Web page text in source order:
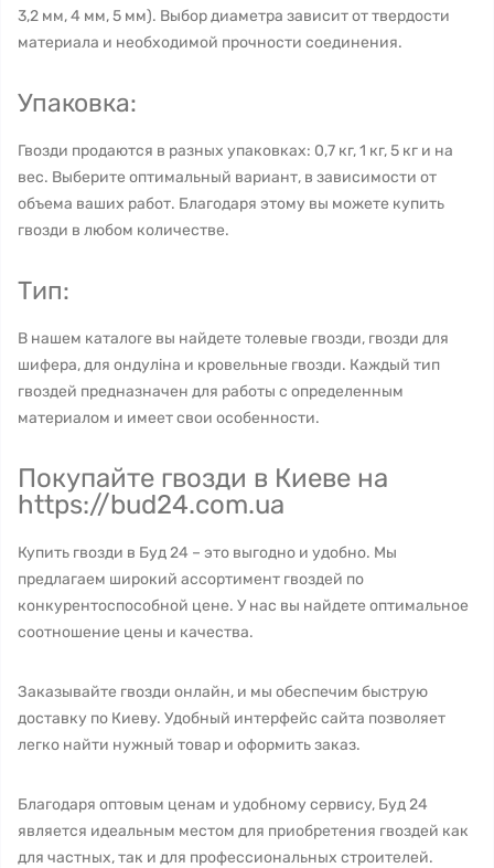
3,2 мм, 4 мм, 5 мм). Выбор диаметра зависит от твердости
материала и необходимой прочности соединения.
Упаковка:
Гвозди продаются в разных упаковках: 0,7 кг, 1 кг, 5 кг и на
вес. Выберите оптимальный вариант, в зависимости от
объема ваших работ. Благодаря этому вы можете купить
гвозди в любом количестве.
Тип:
В нашем каталоге вы найдете толевые гвозди, гвозди для
шифера, для ондуліна и кровельные гвозди. Каждый тип
гвоздей предназначен для работы с определенным
материалом и имеет свои особенности.
Покупайте гвозди в Киеве на
https://bud24.com.ua
Купить гвозди в Буд 24 – это выгодно и удобно. Мы
предлагаем широкий ассортимент гвоздей по
конкурентоспособной цене. У нас вы найдете оптимальное
соотношение цены и качества.
Заказывайте гвозди онлайн, и мы обеспечим быструю
доставку по Киеву. Удобный интерфейс сайта позволяет
легко найти нужный товар и оформить заказ.
Благодаря оптовым ценам и удобному сервису, Буд 24
является идеальным местом для приобретения гвоздей как
для частных, так и для профессиональных строителей.